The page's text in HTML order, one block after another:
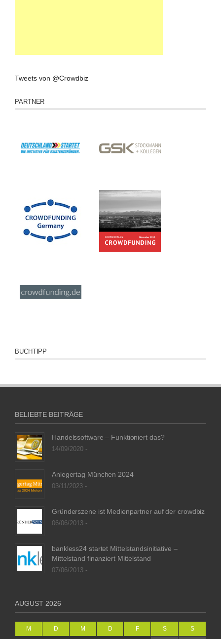
Tweets von @Crowdbiz
PARTNER
BUCHTIPP
BELIEBTE BEITRÄGE
Handelssoftware – Funktioniert das?
14/09/2020 -
Anlegertag München 2024
03/11/2023 -
Gründerszene ist Medienpartner auf der crowdbiz
06/06/2013 -
bankless24 startet Mittelstandsinitiative –
Mittelstand finanziert Mittelstand
07/06/2013 -
AUGUST 2026
M D M D F S S